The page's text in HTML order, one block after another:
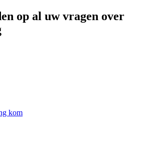
op al uw vragen over
kom